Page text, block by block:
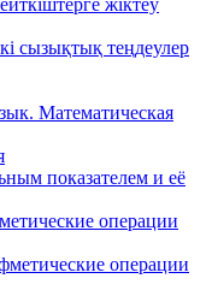
сызықтық теңдеулер
Математическая
показателем и её
операции
операции